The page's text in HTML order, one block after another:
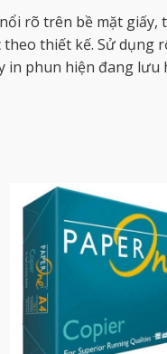
rõ trên bề mặt
thiết kế. Sử
in phun hiện đang